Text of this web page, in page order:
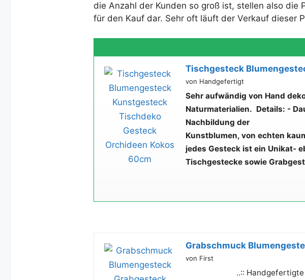
die Anzahl der Kunden so groß ist, stellen also
für den Kauf dar. Sehr oft läuft der Verkauf dieser
Tischgesteck
von Handgefertigt
Sehr aufwändig von Hand
Naturmaterialien. Details: -
Nachbildung der
Kunstblumen, von echten
jedes Gesteck ist ein Unikat-
Tischgestecke sowie
Grabschmuck
von First
..:: Handgefertigte